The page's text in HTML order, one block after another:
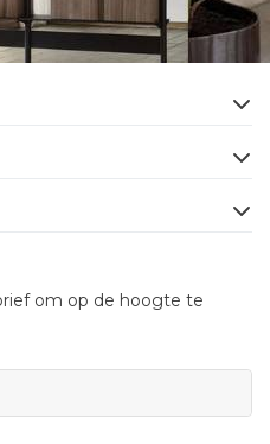
om op de hoogte te